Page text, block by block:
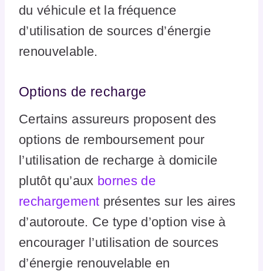
du véhicule et la fréquence
d’utilisation de sources d’énergie
renouvelable.
Options de recharge
Certains assureurs proposent des
options de remboursement pour
l’utilisation de recharge à domicile
plutôt qu’aux bornes de
rechargement présentes sur les aires
d’autoroute. Ce type d’option vise à
encourager l’utilisation de sources
d’énergie renouvelable en